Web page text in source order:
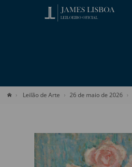
Leilão de Arte 26 de maio de 2026